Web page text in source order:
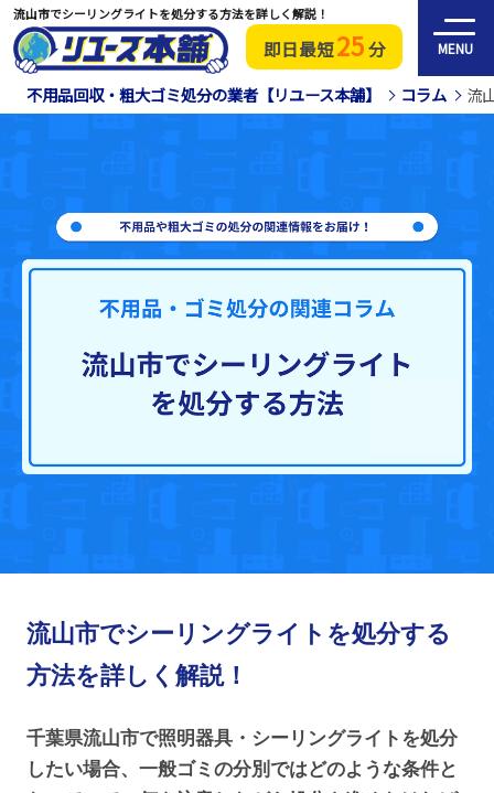
即日最短25分 MENU
流山市でシーリングライトを処分する方法を詳しく解説！
不用品回収・粗大ゴミ処分の業者【リユース本舗】 コラム 流
流山市でシーリングライトを処分する
方法を詳しく解説！
千葉県流山市で照明器具・シーリングライトを処分
したい場合、一般ゴミの分別ではどのような条件と